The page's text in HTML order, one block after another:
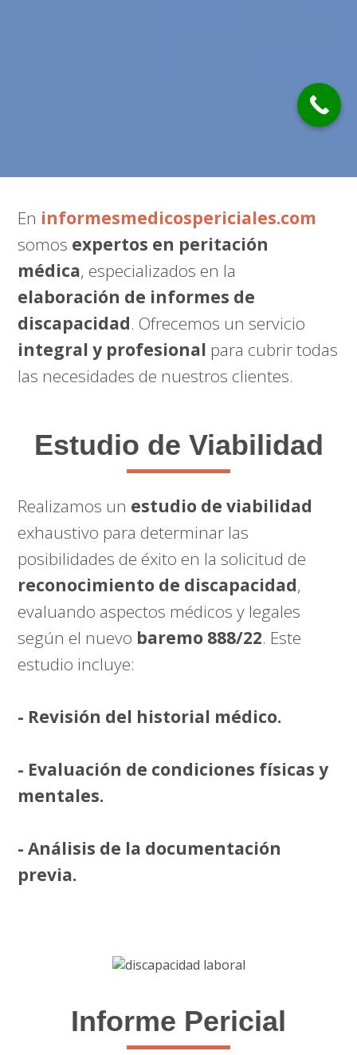
En informesmedicospericiales.com
somos expertos en peritación
médica, especializados en la
elaboración de informes de
discapacidad. Ofrecemos un servicio
integral y profesional para cubrir todas
las necesidades de nuestros clientes.
Estudio de Viabilidad
Realizamos un estudio de viabilidad
exhaustivo para determinar las
posibilidades de éxito en la solicitud de
reconocimiento de discapacidad,
evaluando aspectos médicos y legales
según el nuevo baremo 888/22. Este
estudio incluye:
- Revisión del historial médico.
- Evaluación de condiciones físicas y
mentales.
- Análisis de la documentación
previa.
Informe Pericial